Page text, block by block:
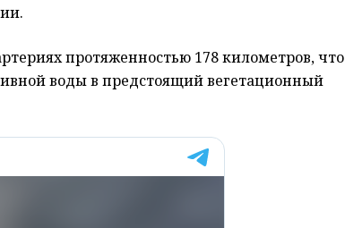
протяженностью 178 километров, что
воды в предстоящий вегетационный